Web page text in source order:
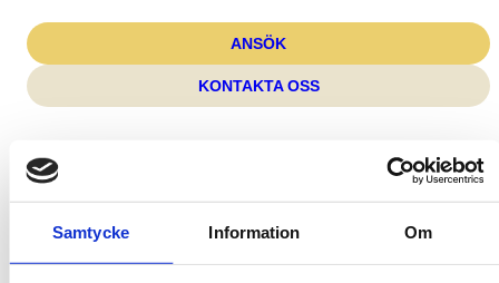
Samtycke Information Om
ANSÖK
KONTAKTA OSS
Ja – Internat
Plats:Mullsjö Studietakt:100%